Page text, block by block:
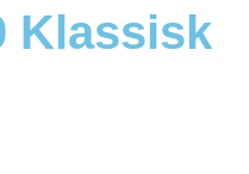
Klassisk